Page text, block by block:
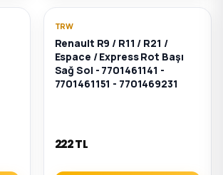
TRW
Renault R9 / R11 / R21 /
Espace / Express Rot Başı
Sağ Sol - 7701461141 -
7701461151 - 7701469231
222 TL